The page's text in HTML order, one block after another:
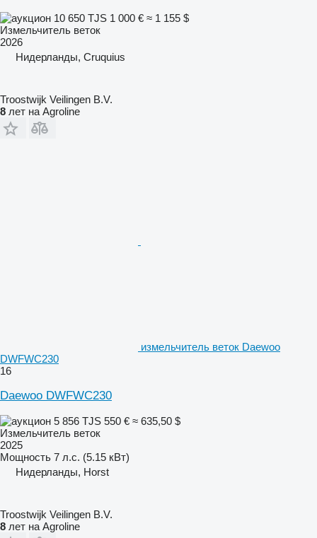
10 650 TJS 1 000 € ≈ 1 155 $
Измельчитель веток
2026
Нидерланды, Cruquius
Troostwijk Veilingen B.V.
8 лет на Agroline
измельчитель веток Daewoo
DWFWC230
16
Daewoo DWFWC230
5 856 TJS 550 € ≈ 635,50 $
Измельчитель веток
2025
Мощность 7 л.с. (5.15 кВт)
Нидерланды, Horst
Troostwijk Veilingen B.V.
8 лет на Agroline